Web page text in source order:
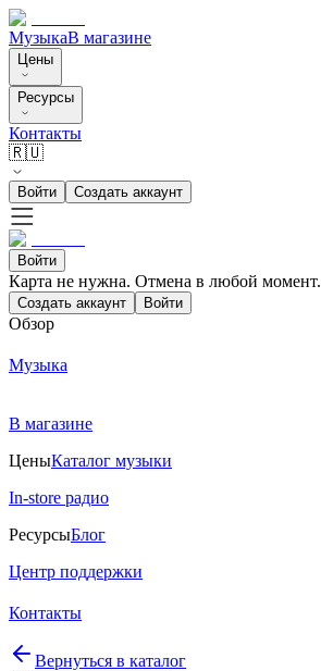
МузыкаВ магазине
Цены
Ресурсы
Контакты
🇷🇺
Войти Создать аккаунт
Войти
Карта не нужна. Отмена в любой момент.
Создать аккаунт Войти
Обзор
Музыка
В магазине
ЦеныКаталог музыки
In-store радио
РесурсыБлог
Центр поддержки
Контакты
Вернуться в каталог